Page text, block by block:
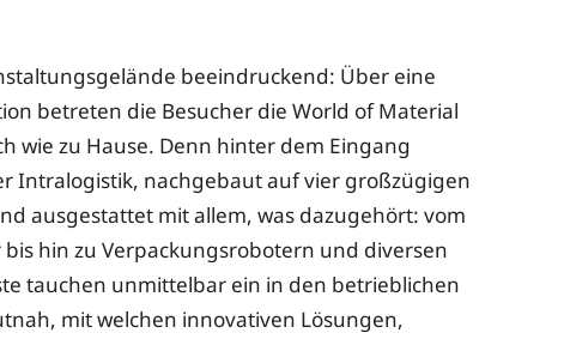
beeindruckend: Über eine
betreten die Besucher die World of Material
wie zu Hause. Denn hinter dem Eingang
Intralogistik, nachgebaut auf vier großzügigen
ausgestattet mit allem, was dazugehört: vom
hin zu Verpackungsrobotern und diversen
tauchen unmittelbar ein in den betrieblichen
mit welchen innovativen Lösungen,